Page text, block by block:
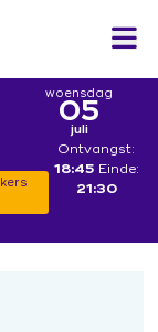
woensdag
05
juli
Ontvangst:
18:45Einde:
21:30